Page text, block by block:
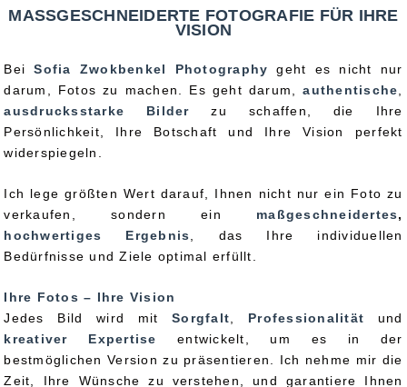
MASSGESCHNEIDERTE FOTOGRAFIE FÜR IHRE V
ISION
BeiSofia Zwokbenkel Photography geht es nicht nur
darum, Fotos zu machen. Es geht darum,authentische,
ausdrucksstarke Bilderzu schaffen, die Ihre
Persönlichkeit, Ihre Botschaft und Ihre Vision perfekt
widerspiegeln.
Ich lege größten Wert darauf, Ihnen nicht nur ein Foto zu
verkaufen, sondern ein maßgeschneidertes,
hochwertiges Ergebnis, das Ihre individuellen
Bedürfnisse und Ziele optimal erfüllt.
Ihre Fotos – Ihre Vision
Jedes Bild wird mitSorgfalt, Professionalität und
kreativer Expertise entwickelt, um es in der
bestmöglichen Version zu präsentieren. Ich nehme mir die
Zeit, Ihre Wünsche zu verstehen, und garantiere Ihnen